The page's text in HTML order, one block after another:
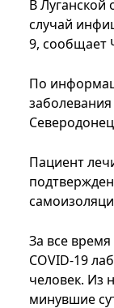
В Луганской
случай
9, сообщает
По
Пациент
За все
COVID-19
человек. Из
минувшие